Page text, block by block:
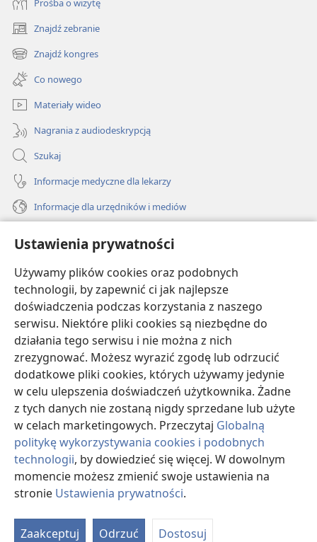
Ustawienia prywatności
Używamy plików cookies oraz podobnych
technologii, by zapewnić ci jak najlepsze
doświadczenia podczas korzystania z naszego
serwisu. Niektóre pliki cookies są niezbędne do
działania tego serwisu i nie można z nich
zrezygnować. Możesz wyrazić zgodę lub odrzucić
dodatkowe pliki cookies, których używamy jedynie
w celu ulepszenia doświadczeń użytkownika. Żadne
z tych danych nie zostaną nigdy sprzedane lub użyte
w celach marketingowych. Przeczytaj Globalną
politykę wykorzystywania cookies i podobnych
technologii, by dowiedzieć się więcej. W dowolnym
momencie możesz zmienić swoje ustawienia na
stronie Ustawienia prywatności.
Zaakceptuj Odrzuć Dostosuj
Znajdź zebranie
(opens
new
window)
Znajdź kongres
(opens
new
window)
Co nowego
Materiały wideo
Nagrania z audiodeskrypcją
Szukaj
Informacje medyczne dla lekarzy
Informacje dla urzędników i mediów
Darowizny
(opens
new
window)BIBLIOTEKA INTERNETOWA Strażnicy
(opens
new
window)JW Hub
(opens
new
window)JW Library
Watchtower Library
Copyright© 2026 Watch Tower Bible and Tract Society of Pennsylvania.
WARUNKI UŻYTKOWANIA| POLITYKA PRYWATNOŚCI
PRYWATNOŚCI